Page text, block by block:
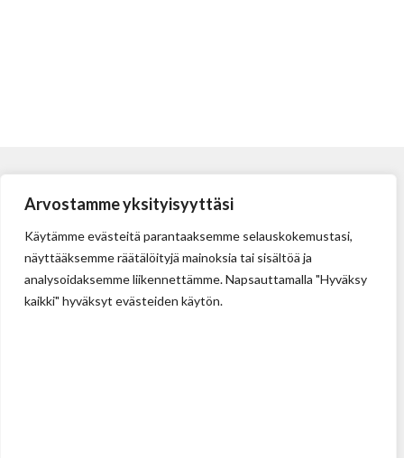
Arvostamme yksityisyyttäsi
Käytämme evästeitä parantaaksemme selauskokemustasi,
näyttääksemme räätälöityjä mainoksia tai sisältöä ja
analysoidaksemme liikennettämme. Napsauttamalla "Hyväksy
kaikki" hyväksyt evästeiden käytön.
Tehdas